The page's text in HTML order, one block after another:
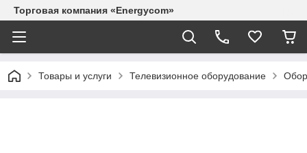
Торговая компания «Energycom»
Товары и услуги Телевизионное оборудование